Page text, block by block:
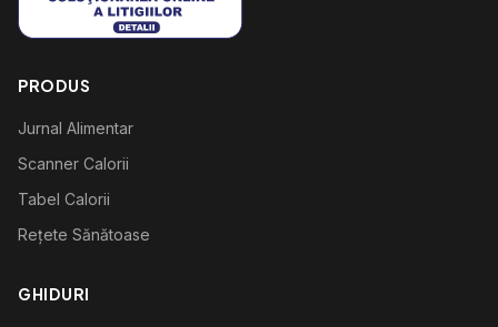
PRODUS
Jurnal Alimentar
Scanner Calorii
Tabel Calorii
Rețete Sănătoase
GHIDURI